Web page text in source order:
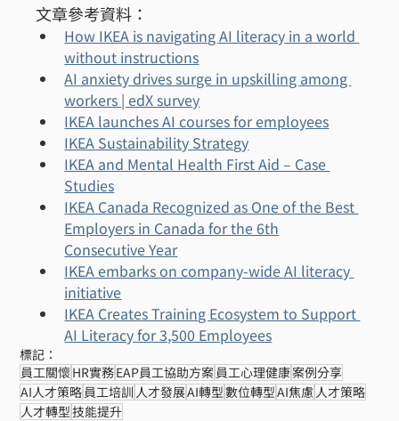
文章參考資料：
How IKEA is navigating AI literacy in a world
without instructions
AI anxiety drives surge in upskilling among
workers | edX survey
IKEA launches AI courses for employees
IKEA Sustainability Strategy
IKEA and Mental Health First Aid – Case
Studies
IKEA Canada Recognized as One of the Best
Employers in Canada for the 6th
Consecutive Year
IKEA embarks on company-wide AI literacy
initiative
IKEA Creates Training Ecosystem to Support
AI Literacy for 3,500 Employees
標記：
員工關懷HR實務EAP員工協助方案 員工心理健康案例分享
AI人才策略 員工培訓 人才發展AI轉型數位轉型AI焦慮 人才策略
人才轉型技能提升